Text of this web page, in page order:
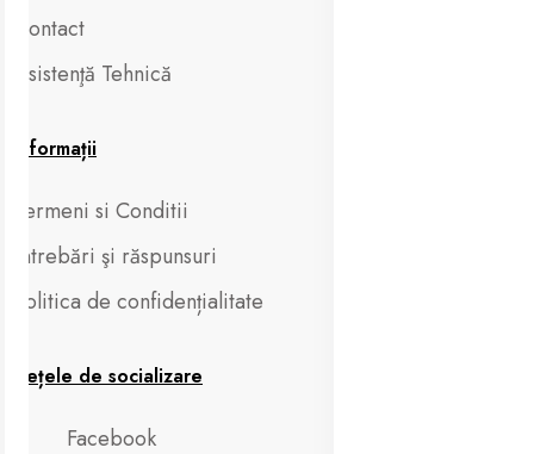
Contact
Asistenţă Tehnică
Informații
Termeni si Conditii
Întrebări şi răspunsuri
Politica de confidențialitate
Rețele de socializare
Facebook